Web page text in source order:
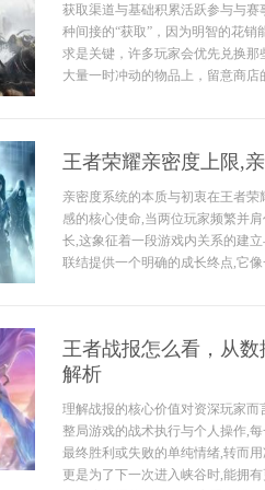
获取渠道与基础积累活跃参与与
种间接的“获取”，因为明智的花
求是关键，许多玩家会优先兑换
大量一时冲动的物品上，留意商店
王者荣耀亲密度上限,
亲密度系统的本质与初衷在王者
感的核心使命,当两位玩家频繁并
长,这象征着一段游戏内关系的建
联结提供一个明确的成长终点,它像
王者战报怎么看，从
解析
理解战报的核心价值对资深玩家
整局游戏的战术执行与个人操作,
最终胜利或失败的单纯情绪,转而
更是为了下一次进入峡谷时,能拥